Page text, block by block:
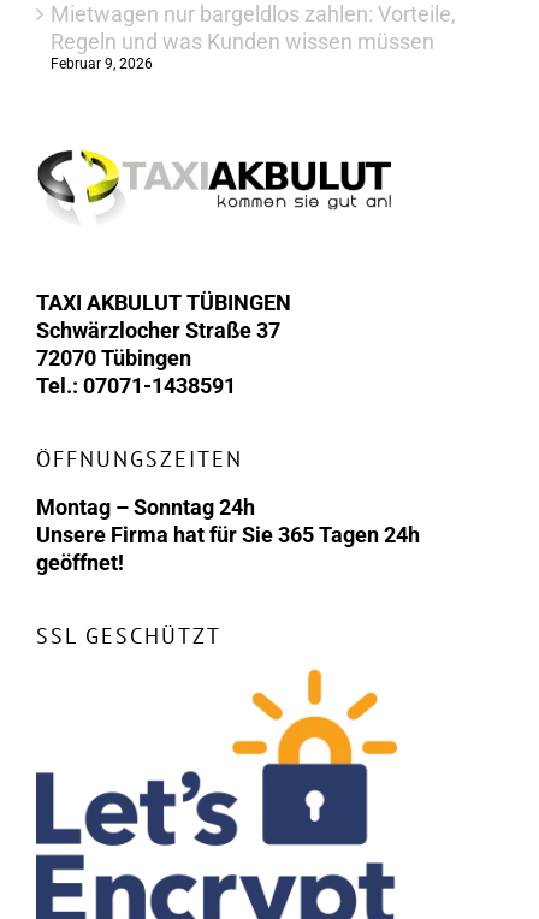
Mietwagen nur bargeldlos zahlen: Vorteile,
Regeln und was Kunden wissen müssen
Februar 9, 2026
TAXI AKBULUT TÜBINGEN
Schwärzlocher Straße 37
72070 Tübingen
Tel.: 07071-1438591
ÖFFNUNGSZEITEN
Montag – Sonntag 24h
Unsere Firma hat für Sie 365 Tagen 24h
geöffnet!
SSL GESCHÜTZT